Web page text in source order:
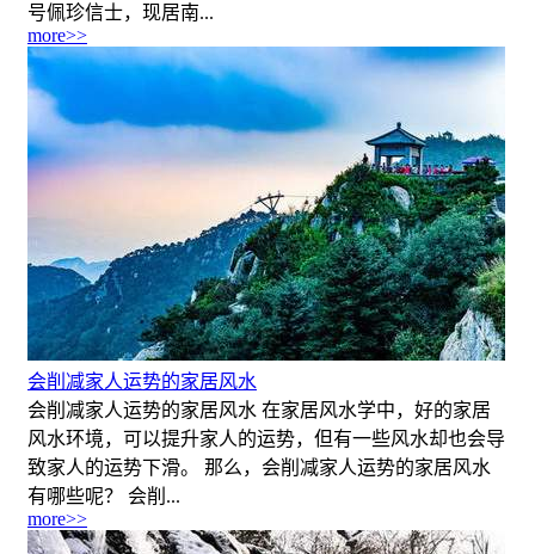
号佩珍信士，现居南...
more>>
会削减家人运势的家居风水
会削减家人运势的家居风水 在家居风水学中，好的家居
风水环境，可以提升家人的运势，但有一些风水却也会导
致家人的运势下滑。 那么，会削减家人运势的家居风水
有哪些呢？ 会削...
more>>